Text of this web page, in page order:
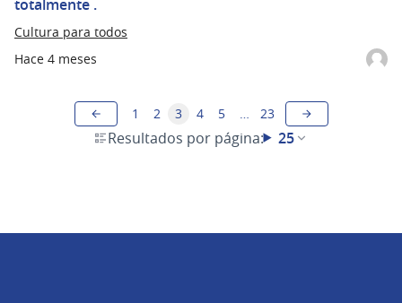
Hace 4 meses
totalmente .
Cultura para todos
Resultados por página: 25
1 2 3 4 5 23